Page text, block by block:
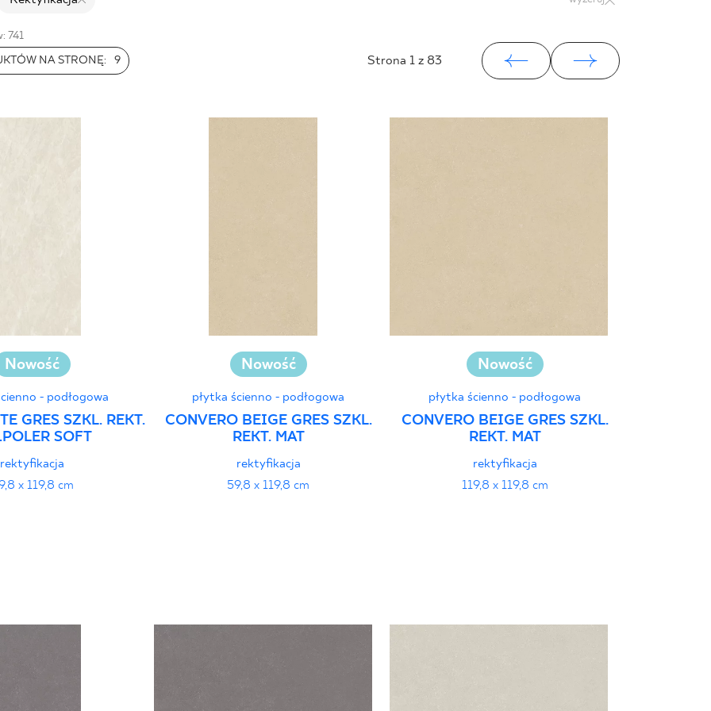
741
NA STRONĘ:
9 Strona 1 z 83
Nowość
- podłogowa
GRES SZKL. REKT.
SOFT
rektyfikacja
x 119,8 cm
Nowość
płytka ścienno - podłogowa
CONVERO BEIGE GRES SZKL.
REKT. MAT
rektyfikacja
59,8 x 119,8 cm
Nowość
płytka ścienno - podłogowa
CONVERO BEIGE GRES SZKL.
REKT. MAT
rektyfikacja
119,8 x 119,8 cm